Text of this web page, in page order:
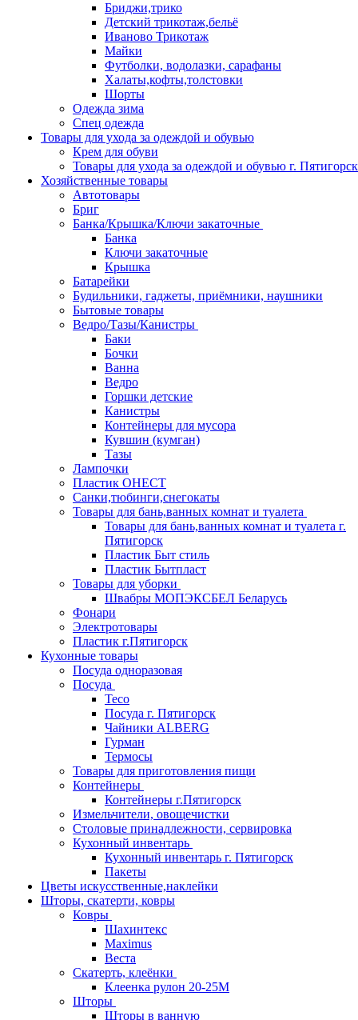
Бриджи,трико
Детский трикотаж,бельё
Иваново Трикотаж
Майки
Футболки, водолазки, сарафаны
Халаты,кофты,толстовки
Шорты
Одежда зима
Спец одежда
Товары для ухода за одеждой и обувью
Крем для обуви
Товары для ухода за одеждой и обувью г. Пятигорск
Хозяйственные товары
Автотовары
Бриг
Банка/Крышка/Ключи закаточные
Банка
Ключи закаточные
Крышка
Батарейки
Будильники, гаджеты, приёмники, наушники
Бытовые товары
Ведро/Тазы/Канистры
Баки
Бочки
Ванна
Ведро
Горшки детские
Канистры
Контейнеры для мусора
Кувшин (кумган)
Тазы
Лампочки
Пластик ОНЕСТ
Санки,тюбинги,снегокаты
Товары для бань,ванных комнат и туалета
Товары для бань,ванных комнат и туалета г.
Пятигорск
Пластик Быт стиль
Пластик Бытпласт
Товары для уборки
Швабры МОПЭКСБЕЛ Беларусь
Фонари
Электротовары
Пластик г.Пятигорск
Кухонные товары
Посуда одноразовая
Посуда
Teco
Посуда г. Пятигорск
Чайники ALBERG
Гурман
Термосы
Товары для приготовления пищи
Контейнеры
Контейнеры г.Пятигорск
Измельчители, овощечистки
Столовые принадлежности, сервировка
Кухонный инвентарь
Кухонный инвентарь г. Пятигорск
Пакеты
Цветы искусственные,наклейки
Шторы, скатерти, ковры
Ковры
Шахинтекс
Maximus
Веста
Скатерть, клеёнки
Клеенка рулон 20-25М
Шторы
Шторы в ванную